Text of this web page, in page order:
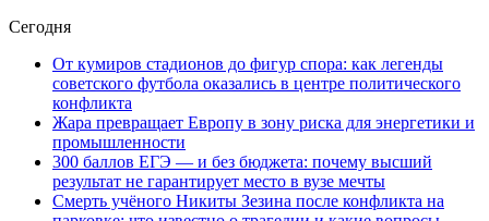
Сегодня
От кумиров стадионов до фигур спора: как легенды
советского футбола оказались в центре политического
конфликта
Жара превращает Европу в зону риска для энергетики и
промышленности
300 баллов ЕГЭ — и без бюджета: почему высший
результат не гарантирует место в вузе мечты
Смерть учёного Никиты Зезина после конфликта на